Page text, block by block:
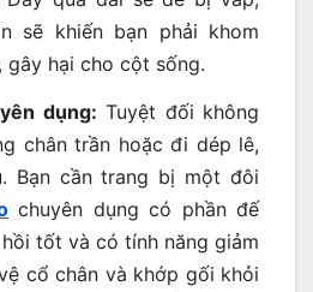
sẽ khiến bạn phải khom
gây hại cho cột sống.
dụng: Tuyệt đối không
chân trần hoặc đi dép lê,
Bạn cần trang bị một đôi
chuyên dụng có phần đế
tốt và có tính năng giảm
cổ chân và khớp gối khỏi